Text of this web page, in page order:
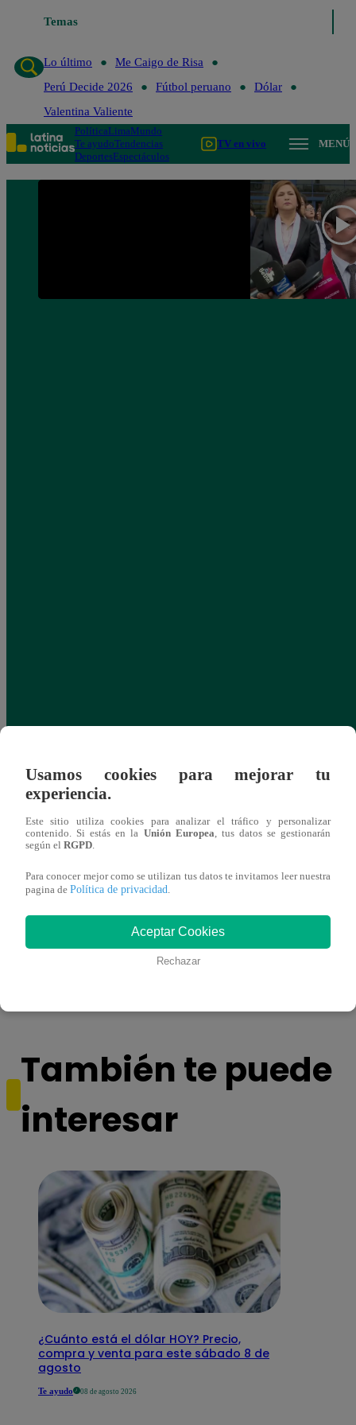
Temas
Lo último
Me Caigo de Risa
Perú Decide 2026
Fútbol peruano
Dólar
Valentina Valiente
PolíticaLimaMundo
Te ayudoTendencias
DeportesEspectáculos
TV en vivo MENÚ
Comunicado de Latina Noticias
También te puede
interesar
¿Cuánto está el dólar HOY? Precio,
compra y venta para este sábado 8 de
agosto
Te ayudo 08 de agosto 2026
Usamos cookies para mejorar tu
experiencia.
Este sitio utiliza cookies para analizar el tráfico y personalizar
contenido. Si estás en la Unión Europea, tus datos se gestionarán
según el RGPD.
Para conocer mejor como se utilizan tus datos te invitamos leer nuestra
pagina de Política de privacidad.
Aceptar Cookies
Rechazar